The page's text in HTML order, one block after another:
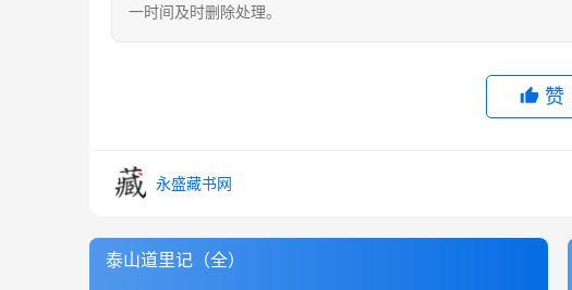
一时间及时删除处理。
赞
永盛藏书网
泰山道里记（全）